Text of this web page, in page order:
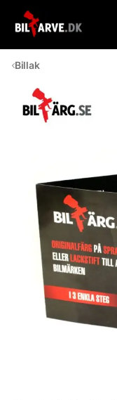
Billak